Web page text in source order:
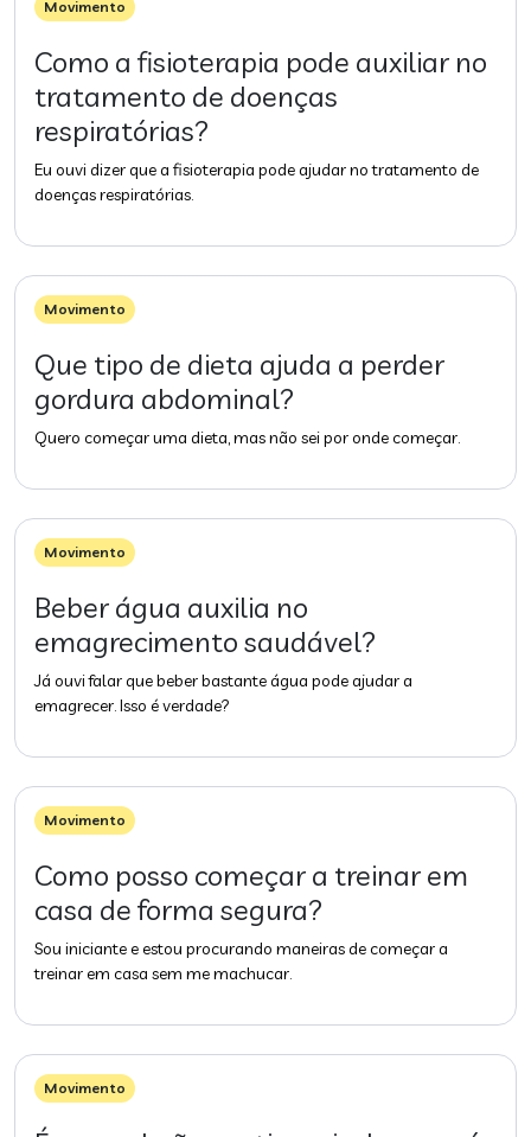
Movimento
Como a fisioterapia pode auxiliar no
tratamento de doenças
respiratórias?
Eu ouvi dizer que a fisioterapia pode ajudar no tratamento de
doenças respiratórias.
Movimento
Que tipo de dieta ajuda a perder
gordura abdominal?
Quero começar uma dieta, mas não sei por onde começar.
Movimento
Beber água auxilia no
emagrecimento saudável?
Já ouvi falar que beber bastante água pode ajudar a
emagrecer. Isso é verdade?
Movimento
Como posso começar a treinar em
casa de forma segura?
Sou iniciante e estou procurando maneiras de começar a
treinar em casa sem me machucar.
Movimento